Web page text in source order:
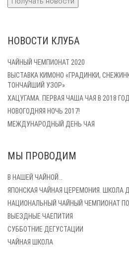
НОВОСТИ КЛУБА
ЧАЙНЫЙ ЧЕМПИОНАТ 2020
ВЫСТАВКА КИМОНО «ГРАДИНКИ,
ТОНЧАЙШИЙ УЗОР»
ХАЦУГАМА. ПЕРВАЯ ЧАША ЧАЯ В 2018
НОВОГОДНЯЯ НОЧЬ 2017!
МЕЖДУНАРОДНЫЙ ДЕНЬ ЧАЯ
МЫ ПРОВОДИМ
В НАШЕЙ ЧАЙНОЙ…
ЯПОНСКАЯ ЧАЙНАЯ ЦЕРЕМОНИЯ. ШКОЛА
НАЦИОНАЛЬНЫЙ ЧАЙНЫЙ ЧЕМПИОНАТ
ВЫЕЗДНЫЕ ЧАЕПИТИЯ
СУББОТНИЕ ДЕГУСТАЦИИ
ЧАЙНАЯ ШКОЛА